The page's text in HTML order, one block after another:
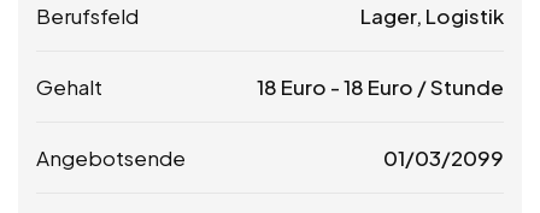
Berufsfeld Lager, Logistik
Gehalt 18 Euro -18 Euro / Stunde
Angebotsende 01/03/2099